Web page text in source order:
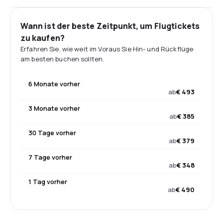
Wann ist der beste Zeitpunkt, um Flugtickets
zu kaufen?
Erfahren Sie, wie weit im Voraus Sie Hin- und Rückflüge
am besten buchen sollten.
6 Monate vorher
ab€ 493
3 Monate vorher
ab€ 385
30 Tage vorher
ab€ 379
7 Tage vorher
ab€ 348
1 Tag vorher
ab€ 490